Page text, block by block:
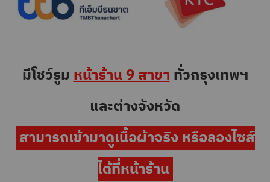
มีโชว์รูมหน้าร้าน 9 สาขาทั่วกรุงเทพฯ
และต่างจังหวัด
สามารถเข้ามาดูเนื้อผ้าจริง หรือลองไซส์
ได้ที่หน้าร้าน